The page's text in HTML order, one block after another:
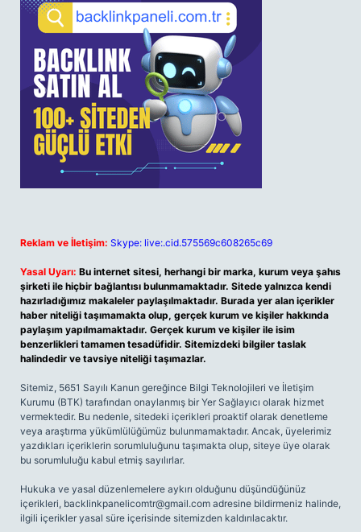
Reklam ve İletişim: Skype: live:.cid.575569c608265c69
Yasal Uyarı: Bu internet sitesi, herhangi bir marka, kurum veya şahıs
şirketi ile hiçbir bağlantısı bulunmamaktadır. Sitede yalnızca kendi
hazırladığımız makaleler paylaşılmaktadır. Burada yer alan içerikler
haber niteliği taşımamakta olup, gerçek kurum ve kişiler hakkında
paylaşım yapılmamaktadır. Gerçek kurum ve kişiler ile isim
benzerlikleri tamamen tesadüfidir. Sitemizdeki bilgiler taslak
halindedir ve tavsiye niteliği taşımazlar.
Sitemiz, 5651 Sayılı Kanun gereğince Bilgi Teknolojileri ve İletişim
Kurumu (BTK) tarafından onaylanmış bir Yer Sağlayıcı olarak hizmet
vermektedir. Bu nedenle, sitedeki içerikleri proaktif olarak denetleme
veya araştırma yükümlülüğümüz bulunmamaktadır. Ancak, üyelerimiz
yazdıkları içeriklerin sorumluluğunu taşımakta olup, siteye üye olarak
bu sorumluluğu kabul etmiş sayılırlar.
Hukuka ve yasal düzenlemelere aykırı olduğunu düşündüğünüz
içerikleri, backlinkpanelicomtr@gmail.com adresine bildirmeniz halinde,
ilgili içerikler yasal süre içerisinde sitemizden kaldırılacaktır.